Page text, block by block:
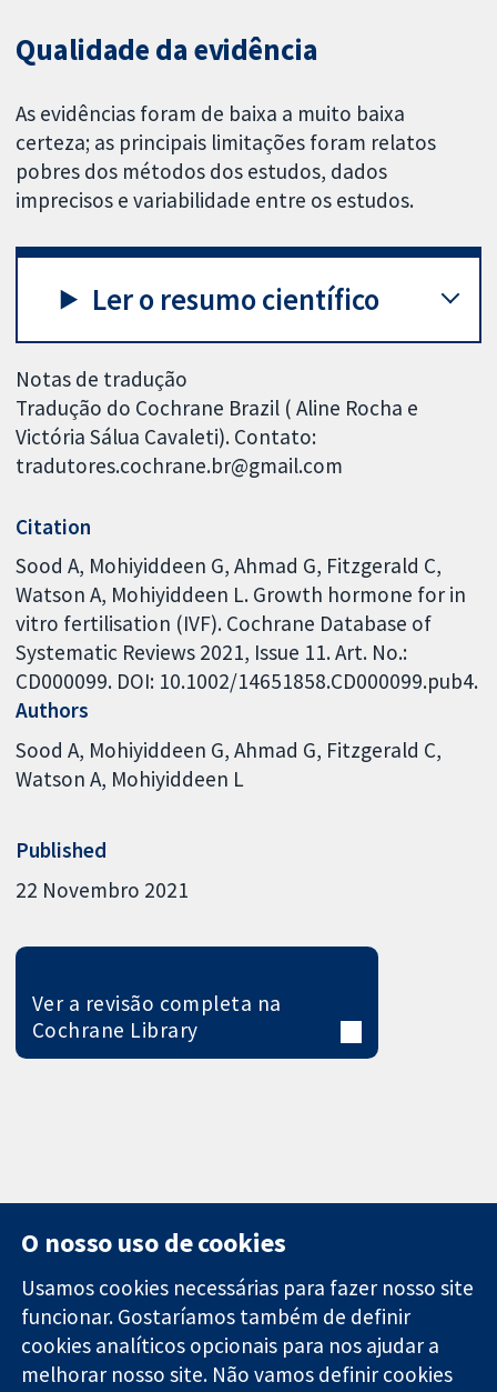
Qualidade da evidência
As evidências foram de baixa a muito baixa
certeza; as principais limitações foram relatos
pobres dos métodos dos estudos, dados
imprecisos e variabilidade entre os estudos.
Ler o resumo científico
Notas de tradução
Tradução do Cochrane Brazil ( Aline Rocha e
Victória Sálua Cavaleti). Contato:
tradutores.cochrane.br@gmail.com
Citation
Sood A, Mohiyiddeen G, Ahmad G, Fitzgerald C,
Watson A, Mohiyiddeen L. Growth hormone for in
vitro fertilisation (IVF). Cochrane Database of
Systematic Reviews 2021, Issue 11. Art. No.:
CD000099. DOI: 10.1002/14651858.CD000099.pub4.
Authors
Sood A Mohiyiddeen G Ahmad G Fitzgerald C
Watson A Mohiyiddeen L
Published
22 Novembro 2021
Ver a revisão completa na
Cochrane Library
Evidências
11-13 Cavendish
Square
Londres
Contato
Notícias
Assessoria de
O nosso uso de cookies
Usamos cookies necessárias para fazer nosso site
funcionar. Gostaríamos também de definir
cookies analíticos opcionais para nos ajudar a
melhorar nosso site. Não vamos definir cookies